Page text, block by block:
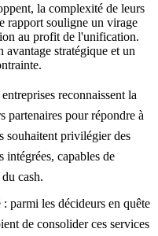
la complexité de leurs
rapport souligne un virage
au profit de l'unification.
stratégique et un
reconnaissent la
partenaires pour répondre à
souhaitent privilégier des
capables de
cash.
parmi les décideurs en quête
de consolider ces services